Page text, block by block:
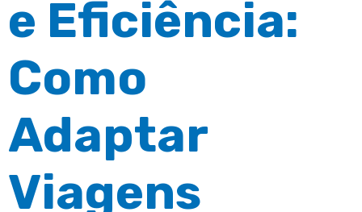
e Eficiência:
Como
Adaptar
Viagens